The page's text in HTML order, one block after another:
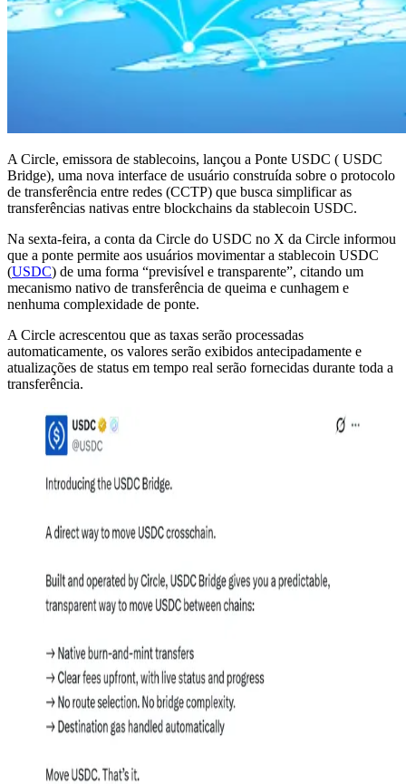
A Circle, emissora de stablecoins, lançou a Ponte USDC ( USDC
Bridge), uma nova interface de usuário construída sobre o protocolo
de transferência entre redes (CCTP) que busca simplificar as
transferências nativas entre blockchains da stablecoin USDC.
Na sexta-feira, a conta da Circle do USDC no X da Circle informou
que a ponte permite aos usuários movimentar a stablecoin USDC
(USDC) de uma forma “previsível e transparente”, citando um
mecanismo nativo de transferência de queima e cunhagem e
nenhuma complexidade de ponte.
A Circle acrescentou que as taxas serão processadas
automaticamente, os valores serão exibidos antecipadamente e
atualizações de status em tempo real serão fornecidas durante toda a
transferência.